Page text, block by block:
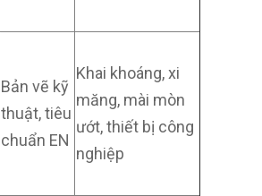
Bản vẽ kỹ
thuật, tiêu
chuẩn EN
Khai khoáng, xi
măng, mài mòn
ướt, thiết bị công
nghiệp